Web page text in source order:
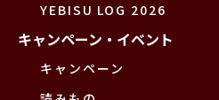
YEBISU LOG 2026
キャンペーン・イベント
キャンペーン